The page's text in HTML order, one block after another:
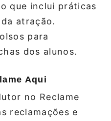
que inclui práticas
atração.
para
dos alunos.
Aqui
no Reclame
reclamações e